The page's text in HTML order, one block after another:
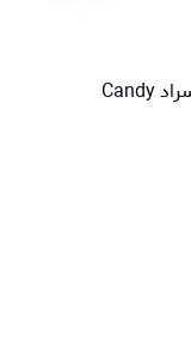
بادی اسپلش ۱۵۰ میل زنانه سراد Candy